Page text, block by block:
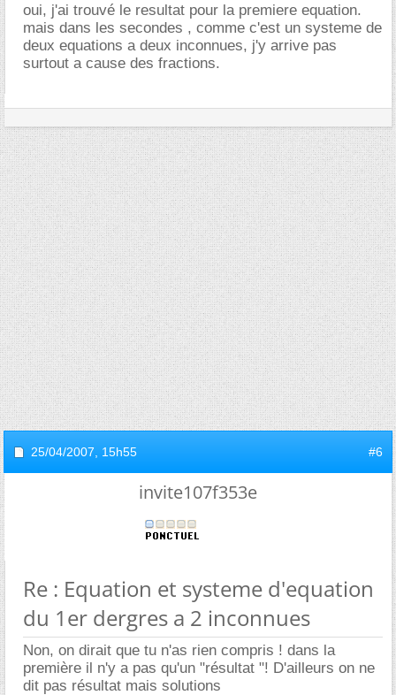
oui, j'ai trouvé le resultat pour la premiere equation.
mais dans les secondes , comme c'est un systeme de
deux equations a deux inconnues, j'y arrive pas
surtout a cause des fractions.
25/04/2007, 15h55 #6
invite107f353e
Re : Equation et systeme d'equation
du 1er dergres a 2 inconnues
Non, on dirait que tu n'as rien compris ! dans la
première il n'y a pas qu'un "résultat "! D'ailleurs on ne
dit pas résultat mais solutions